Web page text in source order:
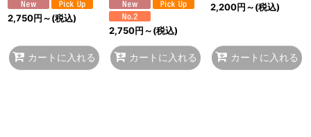
2,750円～(税込)
カートに入れる
2,750円～(税込)
カートに入れる
2,200円～(税込)
カートに入れる